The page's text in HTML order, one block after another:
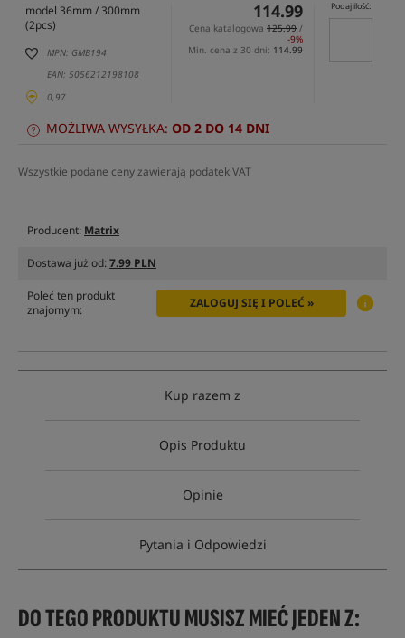
model 36mm / 300mm
(2pcs)
MPN: GMB194
EAN: 5056212198108
0,97
114.99
Cena katalogowa 125.99 /
-9%
Min. cena z 30 dni: 114.99
Podaj ilość:
MOŻLIWA WYSYŁKA: OD 2 DO 14 DNI
Wszystkie podane ceny zawierają podatek VAT
Producent: Matrix
Dostawa już od:7.99 PLN
Poleć ten produkt
znajomym:
ZALOGUJ SIĘ I POLEĆ »
Kup razem z
Opis Produktu
Opinie
Pytania i Odpowiedzi
DO TEGO PRODUKTU MUSISZ MIEĆ JEDEN Z: